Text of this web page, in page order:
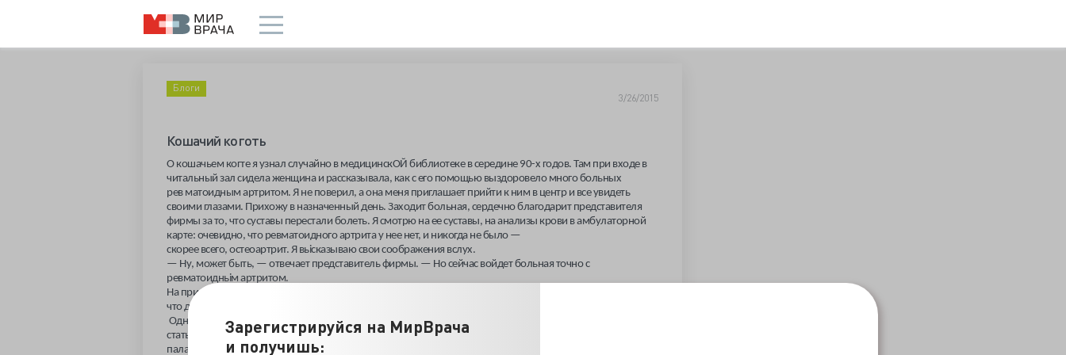
Зарегистрируйся на МирВрача
и получишь:
Блоги
3/26/2015
Кошачий коготь
О кошачьем когте я узнал случайно в медицинскОЙ библиотеке в середине 90-х годов. Там при входе в
читальный зал сидела женщина и рассказывала, как с его помощью выздоровело много больных
рев матоидным артритом. Я не поверил, а она меня приглашает прийти к ним в центр и все увидеть
своими глазами. Прихожу в назначенный день. Заходит больная, сердечно благодарит представителя
фирмы за то, что суставы перестали болеть. Я смотрю на ее суставы, на анализы крови в амбулаторной
карте: очевидно, что ревматоидного артрита у нее нет, и никогда не было —
скорее всего, остеоартрит. Я вьісказываю свои соображения вслух.
— Ну, может быть, — отвечает представитель фирмы. — Но сейчас войдет больная точно с
ревматоидньім артритом.
На прием пришло четверо пациентов, и ни у кого из них ревматоидного артрита не было. Я высказал все,
что думаю про эту фирму.
Однако про свойства этой биологически активной добавки я прочитал много хорошего, особенно в
статьях, где ее хвалили в качестве дополнительной терапии при остеомиелите. И вот ко мне попадает в
палату пациент с четвертой стадией очень долго протекающего ревматоидного артрита. У больного из-